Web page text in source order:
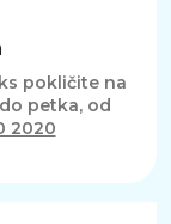
pokličite na
petka, od
2020